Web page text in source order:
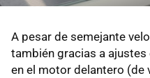
A pesar de semejante
también gracias a
en el motor delantero (de